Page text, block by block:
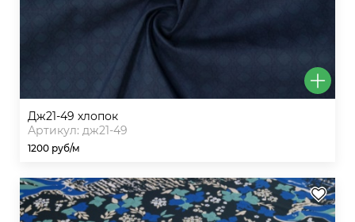
дж21-49 хлопок
Артикул: дж21-49
1200 руб/м